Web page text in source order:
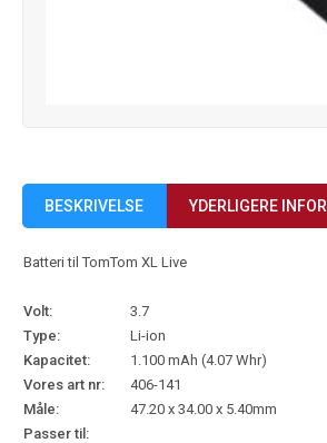
BESKRIVELSE YDERLIGERE
Batteri til TomTom XL Live
Volt:
3.7
Type:
Li-ion
Kapacitet:
1.100 mAh (4.07 Whr)
Vores art nr:
406-141
Måle:
47.20 x 34.00 x 5.40mm
Passer til: